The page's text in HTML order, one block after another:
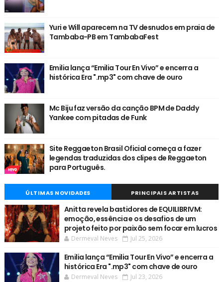
Yuri e Will aparecem na TV desnudos em praia de
Tambaba-PB em TambabaFest
Emilia lança “Emilia Tour En Vivo” e encerra a
histórica Era ".mp3" com chave de ouro
Mc Biju faz versão da canção BPM de Daddy
Yankee com pitadas de Funk
Site Reggaeton Brasil Oficial começa a fazer
legendas traduzidas dos clipes de Reggaeton
para Português.
ÚLTIMAS NOVIDADES PRINCIPAIS ARTISTAS
Anitta revela bastidores de EQUILIBRIVM:
emoção, essência e os desafios de um
projeto feito por paixão sem focar em lucros
Dermeval Neves Jul 25, 2026
Emilia lança “Emilia Tour En Vivo” e encerra a
histórica Era ".mp3" com chave de ouro
Dermeval Neves Jul 23, 2026